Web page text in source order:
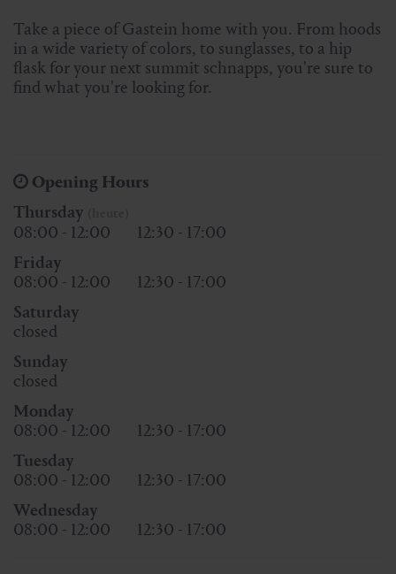
Take a piece of Gastein home with you. From hoods
in a wide variety of colors, to sunglasses, to a hip
flask for your next summit schnapps, you're sure to
find what you're looking for.
Opening Hours
Thursday
08:00 - 12:00
12:30 - 17:00
Friday
08:00 - 12:00
12:30 - 17:00
Saturday
closed
Sunday
closed
Monday
08:00 - 12:00
12:30 - 17:00
Tuesday
08:00 - 12:00
12:30 - 17:00
Wednesday
08:00 - 12:00
12:30 - 17:00